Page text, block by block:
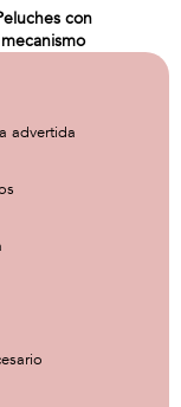
con
mecanismo
advertida